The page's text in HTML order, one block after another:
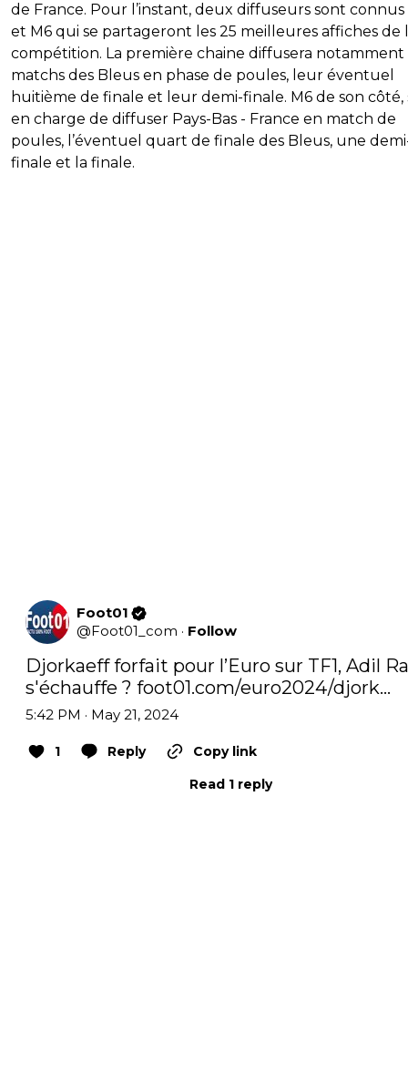
de France. Pour l’instant, deux diffuseurs sont connus
et M6 qui se partageront les 25 meilleures affiches de
compétition. La première chaine diffusera
matchs des Bleus en phase de poules, leur éventuel
huitième de finale et leur demi-finale. M6 de son côté,
en charge de diffuser Pays-Bas - France en match de
poules, l’éventuel quart de finale des Bleus, une
finale et la finale.
Foot01
@Foot01_com · Follow
Djorkaeff forfait pour l’Euro sur TF1, Adil
s'échauffe ? foot01.com/euro2024/djork…
5:42 PM · May 21, 2024
1 Reply
Copy link
Read 1 reply